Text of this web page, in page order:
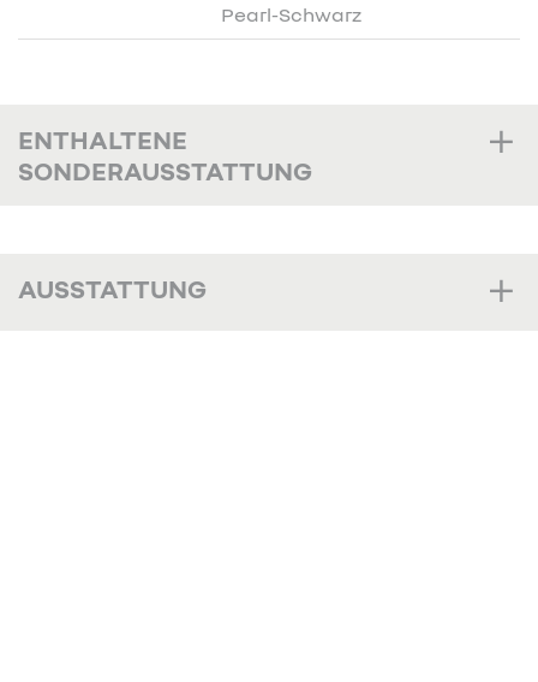
Pearl-Schwarz
ENTHALTENE
SONDERAUSSTATTUNG
AUSSTATTUNG